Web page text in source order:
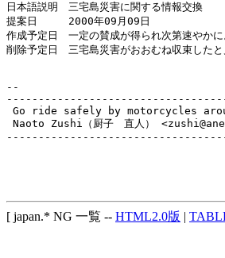
日本語説明　三宅島災害に関する情報交換
提案日　　　2000年09月09日
作成予定日　一定の賛成が得られ次第速やかに
削除予定日　三宅島災害がおおむね収束したと
--
Go ride safely by motorcycles
Naoto Zushi（厨子　直人）
[ japan.* NG 一覧 -- HTML2.0版 |